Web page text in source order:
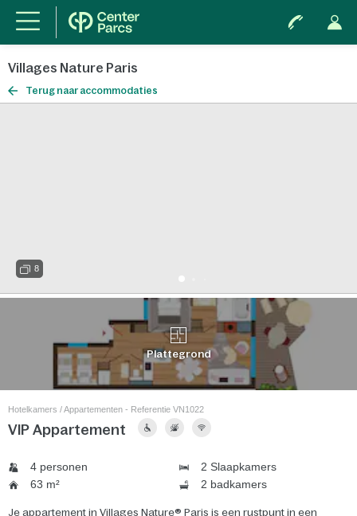
Villages Nature Paris
Terug naar accommodaties
8
Plattegrond
Hotelkamers / Appartementen - Referentie VN1022
VIP Appartement
4 personen
2 Slaapkamers
63 m²
2 badkamers
Je appartement in Villages Nature® Paris is een rustpunt in een